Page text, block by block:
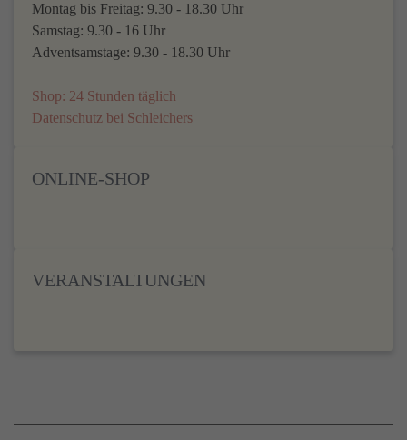
Montag bis Freitag: 9.30 - 18.30 Uhr
Samstag: 9.30 - 16 Uhr
Adventsamstage: 9.30 - 18.30 Uhr
Shop: 24 Stunden täglich
Datenschutz bei Schleichers
ONLINE-SHOP
VERANSTALTUNGEN